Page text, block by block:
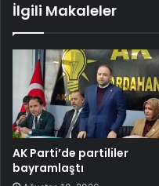
İlgili Makaleler
AK Parti’de partililer
bayramlaştı